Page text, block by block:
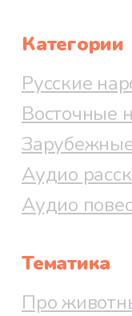
Категории
Русские
Восточные
Аудио
Аудио
Тематика
Про